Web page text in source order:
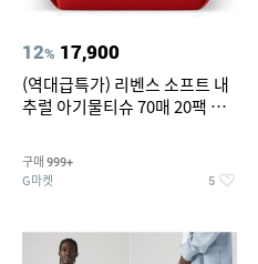
12% 17,900
(역대급특가) 리벤스 소프트 내
추럴 아기물티슈 70매 20팩 캡
구매 999+
G마켓 5